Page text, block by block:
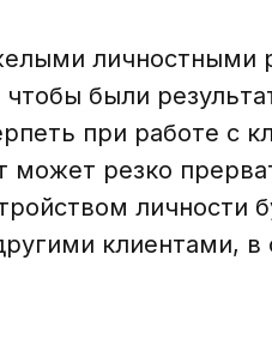
личностными
были
при работе с
может резко
личности
клиентами,